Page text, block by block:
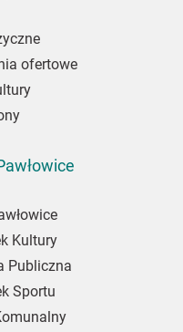
ofertowe
Kultury
Publiczna
Sportu